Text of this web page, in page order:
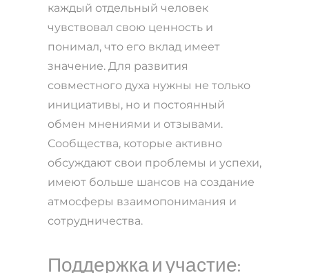
каждый отдельный человек
чувствовал свою ценность и
понимал, что его вклад имеет
значение. Для развития
совместного духа нужны не только
инициативы, но и постоянный
обмен мнениями и отзывами.
Сообщества, которые активно
обсуждают свои проблемы и успехи,
имеют больше шансов на создание
атмосферы взаимопонимания и
сотрудничества.
Поддержка и участие: